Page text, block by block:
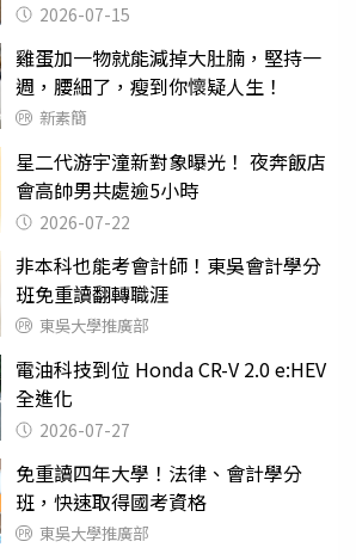
2026-07-15
雞蛋加一物就能減掉大肚腩，堅持一
週，腰細了，瘦到你懷疑人生！
新素簡
星二代游宇潼新對象曝光！ 夜奔飯店
會高帥男共處逾5小時
2026-07-22
非本科也能考會計師！東吳會計學分
班免重讀翻轉職涯
東吳大學推廣部
電油科技到位 Honda CR-V 2.0 e:HEV
全進化
2026-07-27
免重讀四年大學！法律、會計學分
班，快速取得國考資格
東吳大學推廣部